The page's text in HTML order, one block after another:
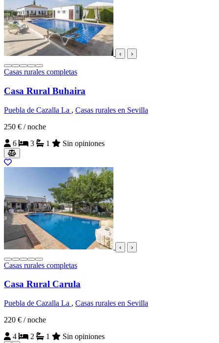
‹ ›
Casas rurales completas
Casa Rural Buhaira
Puebla de Cazalla La , Casas rurales en Sevilla
250 € / noche
6
3 1 Sin opiniones
‹ ›
Casas rurales completas
Casa Rural Carula
Puebla de Cazalla La , Casas rurales en Sevilla
220 € / noche
4
2 1 Sin opiniones